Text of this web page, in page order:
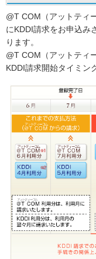
@T COM（アットティ
にKDDI請求をお申込み
ります。
@T COM（アットティ
KDDI請求開始タイミン